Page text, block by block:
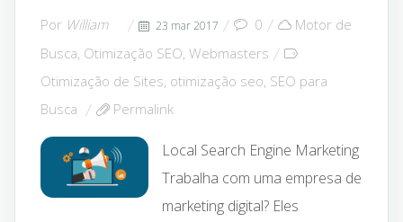
Por William 23 mar 2017 0
Motor de
Busca, Otimização SEO, Webmasters
Otimização de Sites, otimização seo, SEO para
Busca
Permalink
Local Search Engine Marketing
Trabalha com uma empresa de
marketing digital? Eles